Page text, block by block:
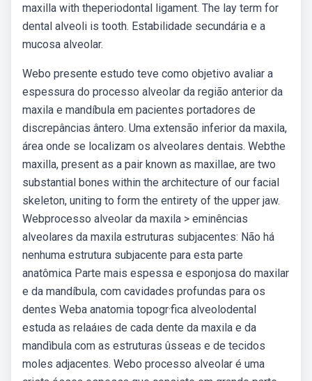
maxilla with theperiodontal ligament. The lay term for
dental alveoli is tooth. Estabilidade secundária e a
mucosa alveolar.
Webo presente estudo teve como objetivo avaliar a
espessura do processo alveolar da região anterior da
maxila e mandíbula em pacientes portadores de
discrepâncias ântero. Uma extensão inferior da maxila,
área onde se localizam os alveolares dentais. Webthe
maxilla, present as a pair known as maxillae, are two
substantial bones within the architecture of our facial
skeleton, uniting to form the entirety of the upper jaw.
Webprocesso alveolar da maxila > eminências
alveolares da maxila estruturas subjacentes: Não há
nenhuma estrutura subjacente para esta parte
anatômica Parte mais espessa e esponjosa do maxilar
e da mandíbula, com cavidades profundas para os
dentes Weba anatomia topogr·fica alveolodental
estuda as relaáıes de cada dente da maxila e da
mandìbula com as estruturas ûsseas e de tecidos
moles adjacentes. Webo processo alveolar é uma